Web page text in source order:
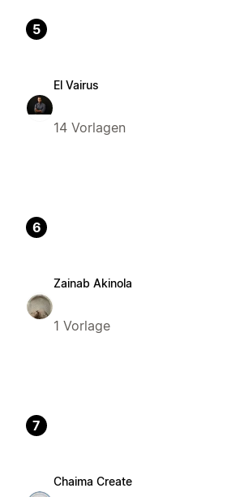
5
El Vairus
14 Vorlagen
6
Zainab Akinola
1 Vorlage
7
Chaima Create